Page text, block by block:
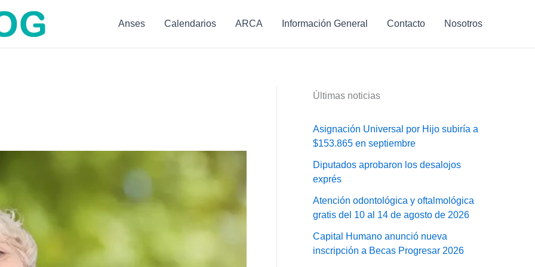
Anses Calendarios ARCA Información General Contacto Nosotros
Últimas noticias
Asignación Universal por Hijo subiría a
$153.865 en septiembre
Diputados aprobaron los desalojos
exprés
Atención odontológica y oftalmológica
gratis del 10 al 14 de agosto de 2026
Capital Humano anunció nueva
inscripción a Becas Progresar 2026